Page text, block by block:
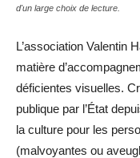
d'un large choix de lecture.
L’association Valentin
matière
déficientes visuelles.
publique par l’État
la culture pour les
(malvoyantes ou